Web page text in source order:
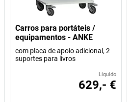
Carros para portáteis /
equipamentos - ANKE
com placa de apoio adicional, 2
suportes para livros
Líquido
629,- €